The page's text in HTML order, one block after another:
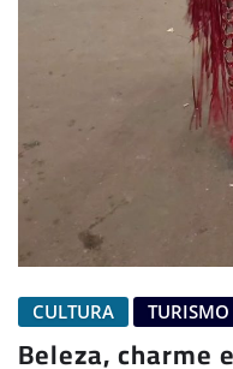
CULTURA TURISMO
Beleza, charme